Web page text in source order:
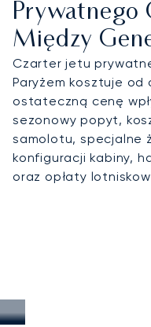
Prywatnego
Między
Czarter jetu
Paryżem kosztuje od
ostateczną cenę
sezonowy popyt,
samolotu, specjalne
konfiguracji kabiny,
oraz opłaty